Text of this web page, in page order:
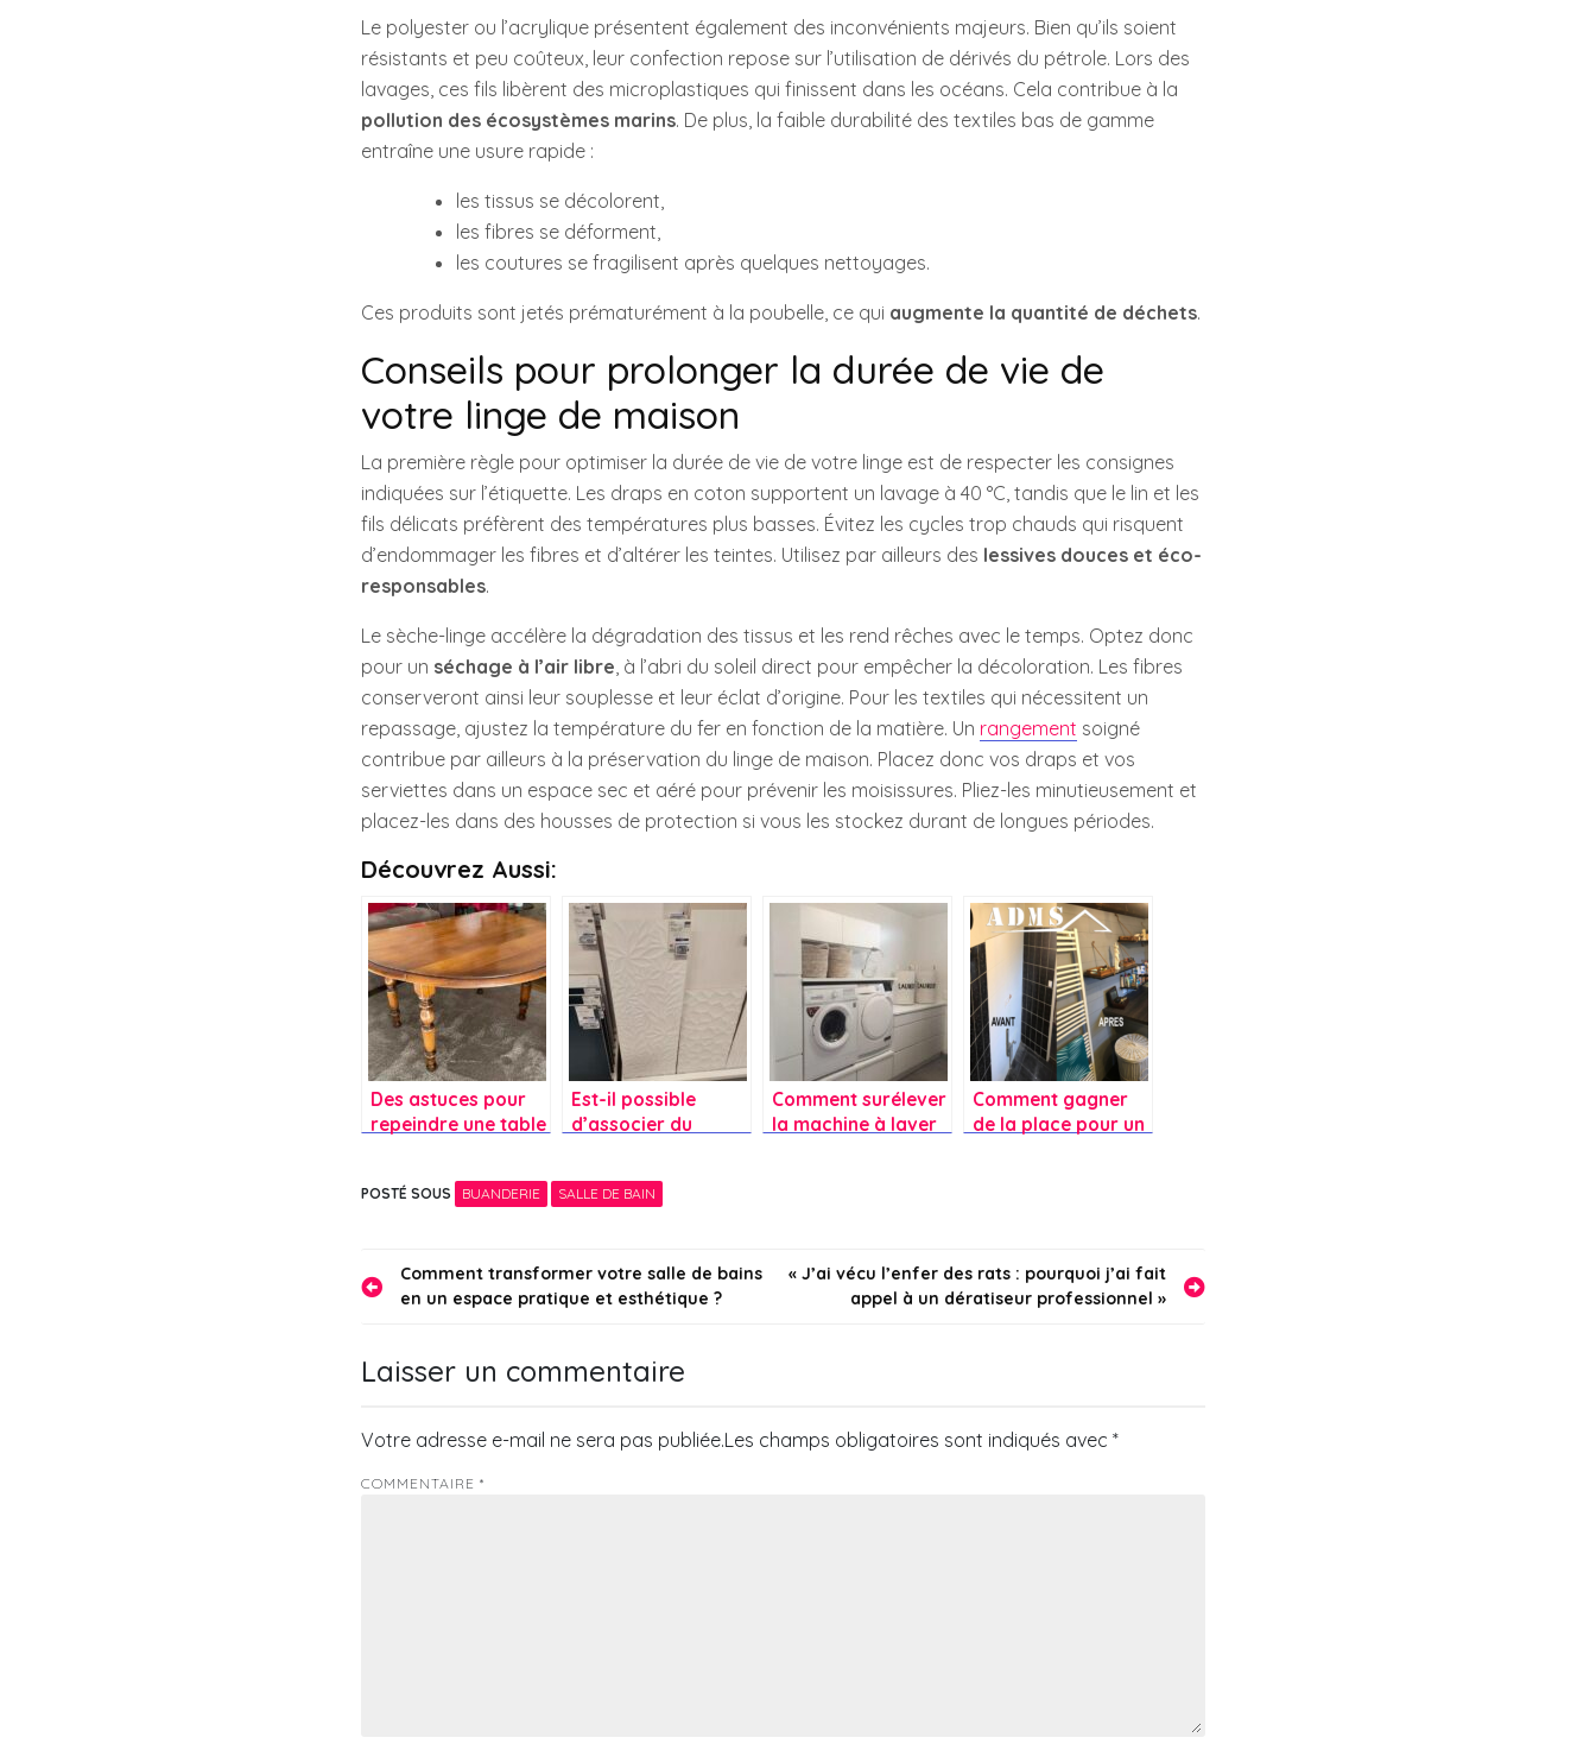
Le polyester ou l’acrylique présentent également des inconvénients majeurs. Bien qu’ils soient
résistants et peu coûteux, leur confection repose sur l’utilisation de dérivés du pétrole. Lors des
lavages, ces fils libèrent des microplastiques qui finissent dans les océans. Cela contribue à la
pollution des écosystèmes marins. De plus, la faible durabilité des textiles bas de gamme
entraîne une usure rapide :
les tissus se décolorent,
les fibres se déforment,
les coutures se fragilisent après quelques nettoyages.
Ces produits sont jetés prématurément à la poubelle, ce qui augmente la quantité de déchets.
Conseils pour prolonger la durée de vie de
votre linge de maison
La première règle pour optimiser la durée de vie de votre linge est de respecter les consignes
indiquées sur l’étiquette. Les draps en coton supportent un lavage à 40 °C, tandis que le lin et les
fils délicats préfèrent des températures plus basses. Évitez les cycles trop chauds qui risquent
d’endommager les fibres et d’altérer les teintes. Utilisez par ailleurs des lessives douces et éco-
responsables.
Le sèche-linge accélère la dégradation des tissus et les rend rêches avec le temps. Optez donc
pour un séchage à l’air libre , à l’abri du soleil direct pour empêcher la décoloration. Les fibres
conserveront ainsi leur souplesse et leur éclat d’origine. Pour les textiles qui nécessitent un
repassage, ajustez la température du fer en fonction de la matière. Un rangement soigné
contribue par ailleurs à la préservation du linge de maison. Placez donc vos draps et vos
serviettes dans un espace sec et aéré pour prévenir les moisissures. Pliez-les minutieusement et
placez-les dans des housses de protection si vous les stockez durant de longues périodes.
Découvrez Aussi:
Des astuces pour
repeindre une table
un résultat durable
Est-il possible
d’associer du
mat dans une salle
Comment surélever
la machine à laver
Comment gagner
de la place pour un
POSTÉ SOUS BUANDERIE SALLE DE BAIN
Navigation
l’article
Comment transformer votre salle de bains
en un espace pratique et esthétique ?
« J’ai vécu l’enfer des rats : pourquoi j’ai fait
appel à un dératiseur professionnel »
Laisser un commentaire
Votre adresse e-mail ne sera pas publiée.Les champs obligatoires sont indiqués avec *
COMMENTAIRE *